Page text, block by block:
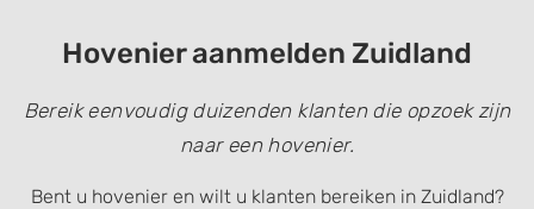
Hovenier aanmelden Zuidland
Bereik eenvoudig duizenden klanten die opzoek zijn
naar een hovenier.
Bent u hovenier en wilt u klanten bereiken in Zuidland?